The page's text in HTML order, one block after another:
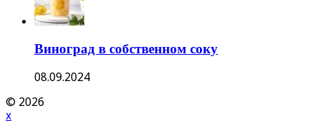
Виноград в собственном соку
08.09.2024
© 2026
x